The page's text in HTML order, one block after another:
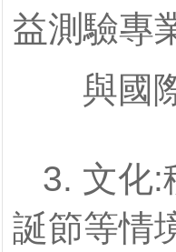
益測驗專
與國際
3. 文化:
誕節等情